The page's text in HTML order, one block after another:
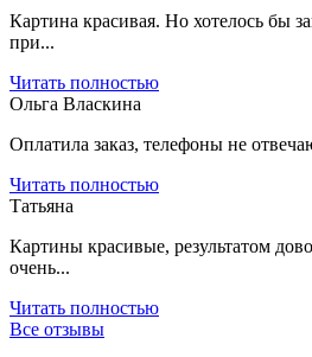
Картина красивая. Но хотелось бы
при...
Читать полностью
Ольга Власкина
Оплатила заказ, телефоны не
Читать полностью
Татьяна
Картины красивые, результатом
очень...
Читать полностью
Все отзывы